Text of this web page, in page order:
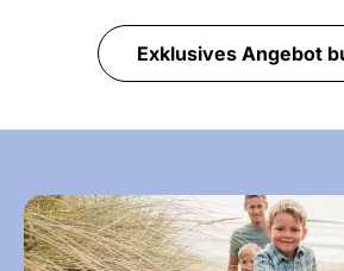
Exklusives Angebot